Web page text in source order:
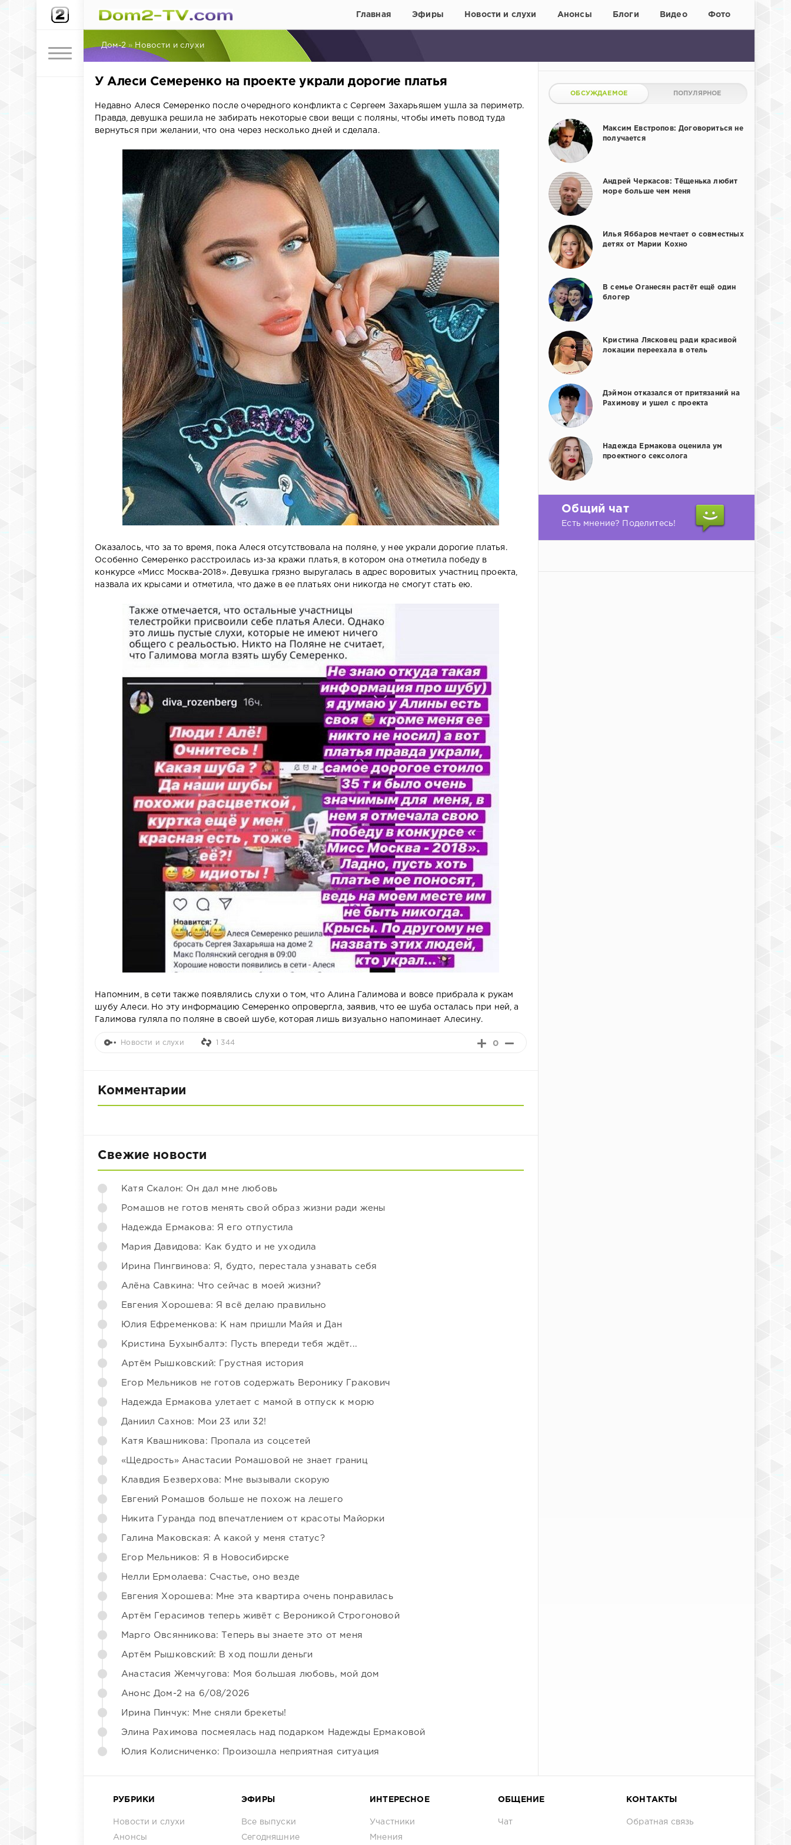
Главная Эфиры Новости и слухи Анонсы Блоги Видео Фото
Дом-2 » Новости и слухи
У Алеси Семеренко на проекте украли дорогие платья
Недавно Алеся Семеренко после очередного конфликта с Сергеем Захарьяшем ушла за периметр.
Правда, девушка решила не забирать некоторые свои вещи с поляны, чтобы иметь повод туда
вернуться при желании, что она через несколько дней и сделала.
Оказалось, что за то время, пока Алеся отсутствовала на поляне, у нее украли дорогие платья.
Особенно Семеренко расстроилась из-за кражи платья, в котором она отметила победу в
конкурсе «Мисс Москва-2018». Девушка грязно выругалась в адрес воровитых участниц проекта,
назвала их крысами и отметила, что даже в ее платьях они никогда не смогут стать ею.
Напомним, в сети также появлялись слухи о том, что Алина Галимова и вовсе прибрала к рукам
шубу Алеси. Но эту информацию Семеренко опровергла, заявив, что ее шуба осталась при ней, а
Галимова гуляла по поляне в своей шубе, которая лишь визуально напоминает Алесину.
0
Новости и слухи 1 344
Комментарии
Свежие новости
Катя Скалон: Он дал мне любовь
Ромашов не готов менять свой образ жизни ради жены
Надежда Ермакова: Я его отпустила
Мария Давидова: Как будто и не уходила
Ирина Пингвинова: Я, будто, перестала узнавать себя
Алёна Савкина: Что сейчас в моей жизни?
Евгения Хорошева: Я всё делаю правильно
Юлия Ефременкова: К нам пришли Майя и Дан
Кристина Бухынбалтэ: Пусть впереди тебя ждёт...
Артём Рышковский: Грустная история
Егор Мельников не готов содержать Веронику Гракович
Надежда Ермакова улетает с мамой в отпуск к морю
Даниил Сахнов: Мои 23 или 32!
Катя Квашникова: Пропала из соцсетей
«Щедрость» Анастасии Ромашовой не знает границ
Клавдия Безверхова: Мне вызывали скорую
Евгений Ромашов больше не похож на лешего
Никита Гуранда под впечатлением от красоты Майорки
Галина Маковская: А какой у меня статус?
Егор Мельников: Я в Новосибирске
Нелли Ермолаева: Счастье, оно везде
Евгения Хорошева: Мне эта квартира очень понравилась
Артём Герасимов теперь живёт с Вероникой Строгоновой
Марго Овсянникова: Теперь вы знаете это от меня
Артём Рышковский: В ход пошли деньги
Анастасия Жемчугова: Моя большая любовь, мой дом
Анонс Дом-2 на 6/08/2026
Ирина Пинчук: Мне сняли брекеты!
Элина Рахимова посмеялась над подарком Надежды Ермаковой
Юлия Колисниченко: Произошла неприятная ситуация
ОБСУЖДАЕМОЕ ПОПУЛЯРНОЕ
Максим Евстропов: Договориться не
получается
Андрей Черкасов: Тёщенька любит
море больше чем меня
Илья Яббаров мечтает о совместных
детях от Марии Кохно
В семье Оганесян растёт ещё один
блогер
Кристина Лясковец ради красивой
локации переехала в отель
Дэймон отказался от притязаний на
Рахимову и ушел с проекта
Надежда Ермакова оценила ум
проектного сексолога
Общий чат
Есть мнение? Поделитесь!
РУБРИКИ
Новости и слухи
Анонсы
ЭФИРЫ
Все выпуски
Сегодняшние
ИНТЕРЕСНОЕ
Участники
Мнения
ОБЩЕНИЕ
Чат
КОНТАКТЫ
Обратная связь